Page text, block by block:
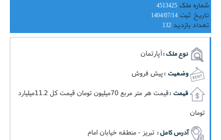
شماره ملک 4513425
تاریخ ثبت 1404/07/14
تعداد بازدید 132
نوع ملک :آپارتمان
وضعیت :پیش فروش
قیمت :
قيمت هر متر مربع 70ميليون تومان قيمت کل 11.2ميليارد
تومان
آدرس کامل : تبریز - منطقه خیابان امام